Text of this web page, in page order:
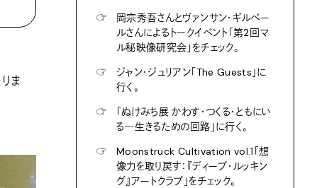
ま
☞
岡宗秀吾さんとヴァンサン・ギルベー
ルさんによるトークイベント「第2回マ
ル秘映像研究会」をチェック。
☞
ジャン・ジュリアン「The Guests」に
行く。
☞
「ぬけみち展 かわす・つくる・ともにい
る―生きるための回路」に行く。
☞
Moonstruck Cultivation vol.1「想
像力を取り戻す：『ディープ・ルッキン
グ』アートクラブ」をチェック。